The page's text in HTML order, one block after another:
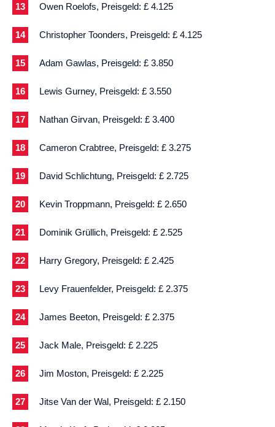
Owen Roelofs, Preisgeld: £ 4.125
Christopher Toonders, Preisgeld: £ 4.125
Adam Gawlas, Preisgeld: £ 3.850
Lewis Gurney, Preisgeld: £ 3.550
Nathan Girvan, Preisgeld: £ 3.400
Cameron Crabtree, Preisgeld: £ 3.275
David Schlichtung, Preisgeld: £ 2.725
Kevin Troppmann, Preisgeld: £ 2.650
Dominik Grüllich, Preisgeld: £ 2.525
Harry Gregory, Preisgeld: £ 2.425
Levy Frauenfelder, Preisgeld: £ 2.375
James Beeton, Preisgeld: £ 2.375
Jack Male, Preisgeld: £ 2.225
Jim Moston, Preisgeld: £ 2.225
Jitse Van der Wal, Preisgeld: £ 2.150